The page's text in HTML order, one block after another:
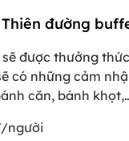
đường
được thưởng
có những cảm
căn, bánh
người